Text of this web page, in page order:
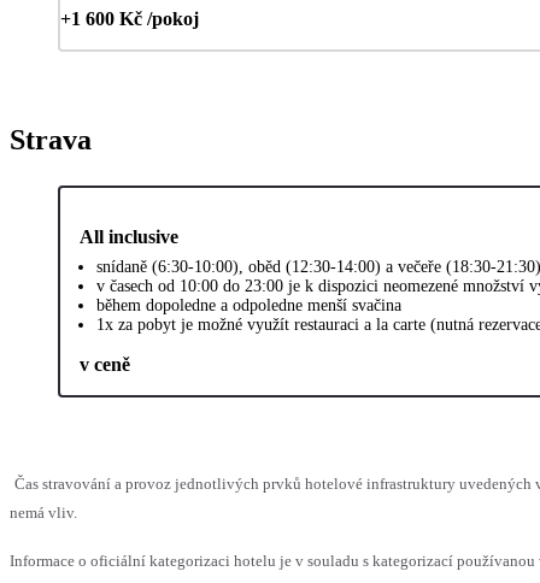
+1 600 Kč /pokoj
Strava
All inclusive
snídaně (6:30-10:00), oběd (12:30-14:00) a večeře (18:30-
v časech od 10:00 do 23:00 je k dispozici neomezené
během dopoledne a odpoledne menší svačina
1x za pobyt je možné využít restauraci a la carte (nutná
v ceně
Čas stravování a provoz jednotlivých prvků hotelové infrastruktury uvedených
nemá vliv.
Informace o oficiální kategorizaci hotelu je v souladu s kategorizací